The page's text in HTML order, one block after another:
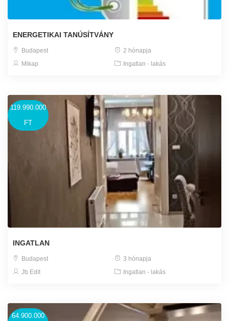
ENERGETIKAI TANÚSÍTVÁNY
Budapest
2 hónapja
Mikap
Ingatlan - lakás
119.990.000
FT
INGATLAN
Budapest
3 hónapja
Jb Edit
Ingatlan - lakás
64.900.000